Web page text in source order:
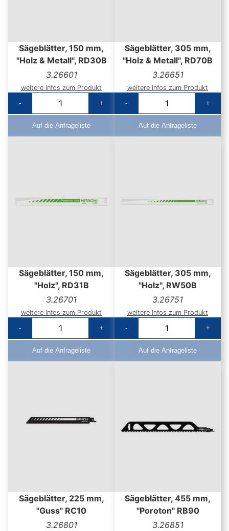
Sägeblätter, 150 mm,
"Holz & Metall", RD30B
3.26601
weitere Infos zum Produkt
-
+
Auf die Anfrageliste
Sägeblätter, 305 mm,
"Holz & Metall", RD70B
3.26651
weitere Infos zum Produkt
-
+
Auf die Anfrageliste
Sägeblätter, 150 mm,
"Holz", RD31B
3.26701
weitere Infos zum Produkt
-
+
Auf die Anfrageliste
Sägeblätter, 305 mm,
"Holz", RW50B
3.26751
weitere Infos zum Produkt
-
+
Auf die Anfrageliste
Sägeblätter, 225 mm,
"Guss" RC10
3.26801
Sägeblätter, 455 mm,
"Poroton" RB90
3.26851